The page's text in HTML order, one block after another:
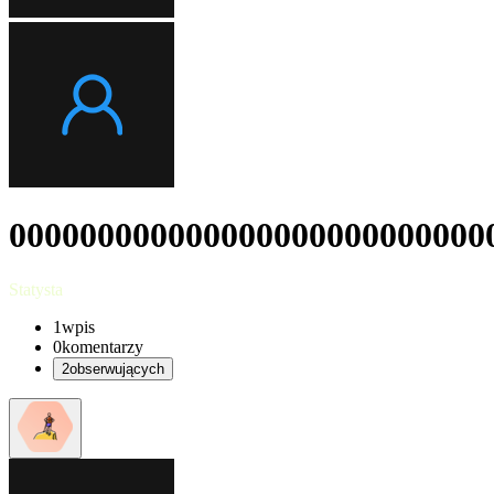
Statysta
1wpis
0komentarzy
2obserwujących